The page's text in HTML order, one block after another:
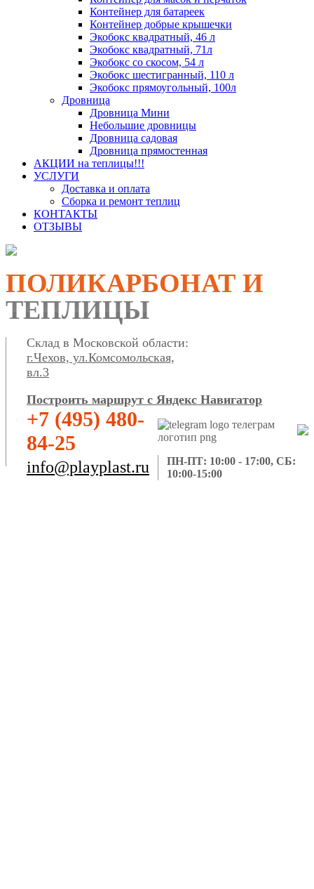
Контейнер для батареек
Контейнер добрые крышечки
Экобокс квадратный, 46 л
Экобокс квадратный, 71л
Экобокс со скосом, 54 л
Экобокс шестигранный, 110 л
Экобокс прямоугольный, 100л
Дровница
Дровница Мини
Небольшие дровницы
Дровница садовая
Дровница прямостенная
АКЦИИ на теплицы!!!
УСЛУГИ
Доставка и оплата
Сборка и ремонт теплиц
КОНТАКТЫ
ОТЗЫВЫ
ПОЛИКАРБОНАТ И
ТЕПЛИЦЫ
Склад в Московской области:
г.Чехов, ул.Комсомольская,
вл.3
Построить маршрут с Яндекс Навигатор
+7 (495) 480-
84-25
info@playplast.ru
ПН-ПТ: 10:00 - 17:00, СБ:
10:00-15:00